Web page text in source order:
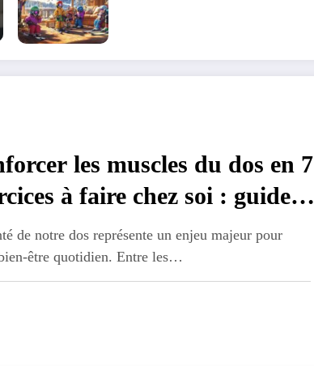
les muscles du dos en 7
à faire chez soi : guide
avec applications mobiles
de notre dos représente un enjeu majeur pour
être quotidien. Entre les…